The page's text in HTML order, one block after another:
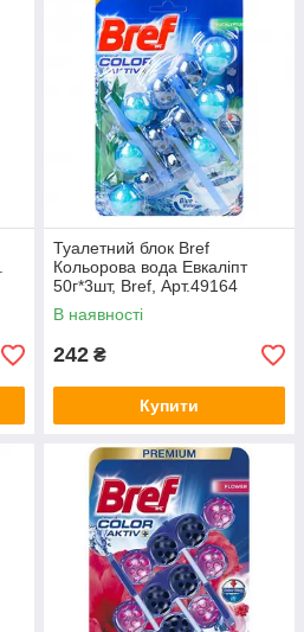
Туалетний блок Bref
Кольорова вода Евкаліпт
50г*3шт, Bref, Арт.49164
В наявності
242 ₴
Купити